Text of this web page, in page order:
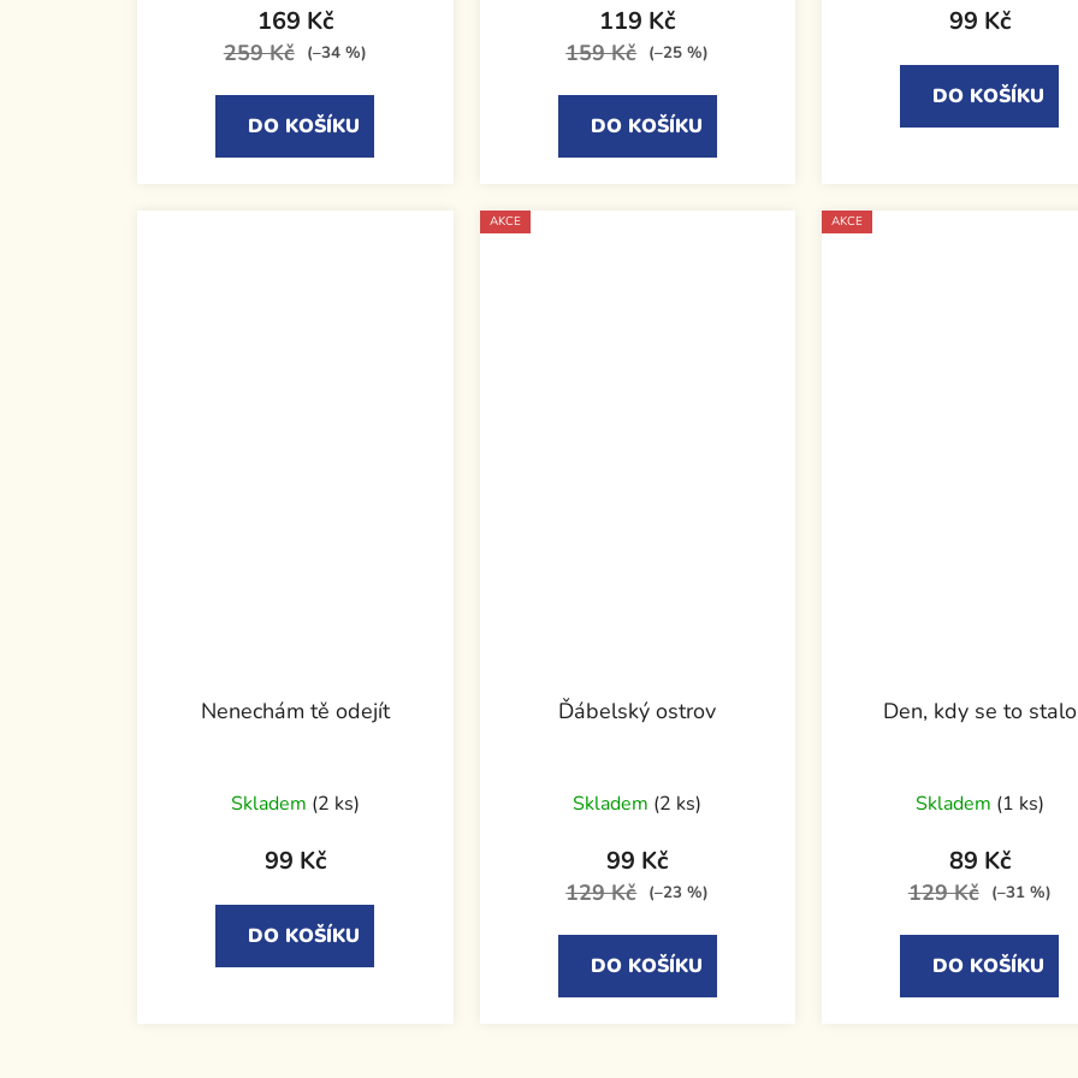
169 Kč
259 Kč (–34 %)
DO KOŠÍKU
119 Kč
159 Kč (–25 %)
DO KOŠÍKU
99 Kč
DO KOŠÍKU
Nenechám tě odejít
Skladem (2 ks)
99 Kč
DO KOŠÍKU
AKCE
Ďábelský ostrov
Skladem (2 ks)
99 Kč
129 Kč (–23 %)
DO KOŠÍKU
AKCE
Den, kdy se to stalo
Skladem (1 ks)
89 Kč
129 Kč (–31 %)
DO KOŠÍKU